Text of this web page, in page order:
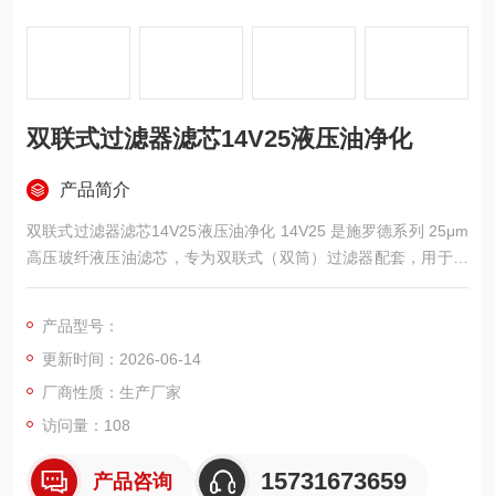
双联式过滤器滤芯14V25液压油净化
产品简介
双联式过滤器滤芯14V25液压油净化 14V25 是施罗德系列 25μm
高压玻纤液压油滤芯，专为双联式（双筒）过滤器配套，用于工
业液压系统在线连续净化，在不停机条件下滤除固体颗粒、金属
产品型号：
更新时间：2026-06-14
厂商性质：生产厂家
访问量：108
产品咨询 15731673659